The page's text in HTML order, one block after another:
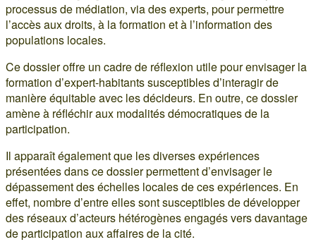
processus de médiation, via des experts, pour permettre
l’accès aux droits, à la formation et à l’information des
populations locales.
Ce dossier offre un cadre de réflexion utile pour envisager la
formation d’expert-habitants susceptibles d’interagir de
manière équitable avec les décideurs. En outre, ce dossier
amène à réfléchir aux modalités démocratiques de la
participation.
Il apparaît également que les diverses expériences
présentées dans ce dossier permettent d’envisager le
dépassement des échelles locales de ces expériences. En
effet, nombre d’entre elles sont susceptibles de développer
des réseaux d’acteurs hétérogènes engagés vers davantage
de participation aux affaires de la cité.